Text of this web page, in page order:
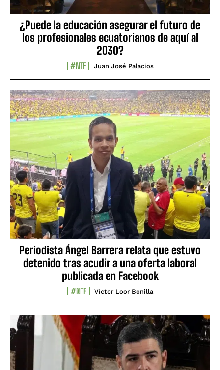
¿Puede la educación asegurar el futuro de
los profesionales ecuatorianos de aquí al
2030?
#NTF Juan José Palacios
Periodista Ángel Barrera relata que estuvo
detenido tras acudir a una oferta laboral
publicada en Facebook
#NTF Víctor Loor Bonilla